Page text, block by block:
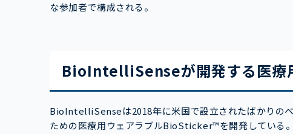
な参加者で構成される。
BioIntelliSenseが開発する医療
BioIntelliSenseは2018年に米国で設立されたばかりの
ための医療用ウェアラブルBioSticker™を開発している。